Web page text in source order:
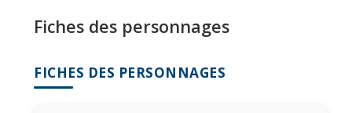
Fiches des personnages
FICHES DES PERSONNAGES